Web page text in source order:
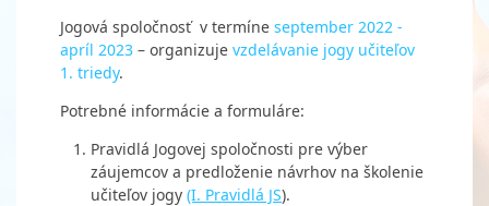
Jogová spoločnosť v termíne september 2022 -
apríl 2023 – organizuje vzdelávanie jogy učiteľov
1. triedy.
Potrebné informácie a formuláre:
Pravidlá Jogovej spoločnosti pre výber
záujemcov a predloženie návrhov na školenie
učiteľov jogy (I. Pravidlá JS).